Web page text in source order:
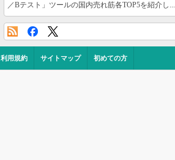
／Bテスト」ツールの国内売れ筋各TOP5を紹介し...
利用規約 サイトマップ 初めての方